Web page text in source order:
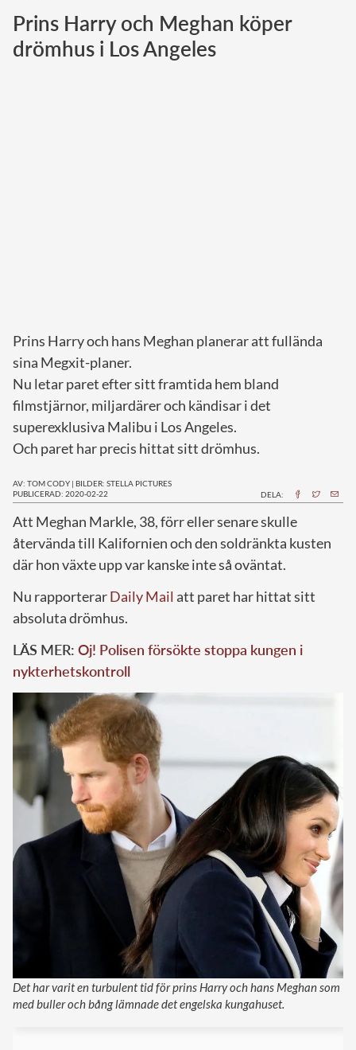
Norska kungahuset
Danska kungahuset
Prins Harry och Meghan köper
drömhus i Los Angeles
Prins Harry och hans Meghan planerar att fullända
sina Megxit-planer.
Nu letar paret efter sitt framtida hem bland
filmstjärnor, miljardärer och kändisar i det
superexklusiva Malibu i Los Angeles.
Och paret har precis hittat sitt drömhus.
AV: TOM CODY | BILDER: STELLA PICTURES
PUBLICERAD: 2020-02-22
DELA:
Att Meghan Markle, 38, förr eller senare skulle
återvända till Kalifornien och den soldränkta kusten
där hon växte upp var kanske inte så oväntat.
Nu rapporterarDaily Mail att paret har hittat sitt
absoluta drömhus.
LÄS MER: Oj! Polisen försökte stoppa kungen i
nykterhetskontroll
Det har varit en turbulent tid för prins Harry och hans Meghan som
med buller och bång lämnade det engelska kungahuset.